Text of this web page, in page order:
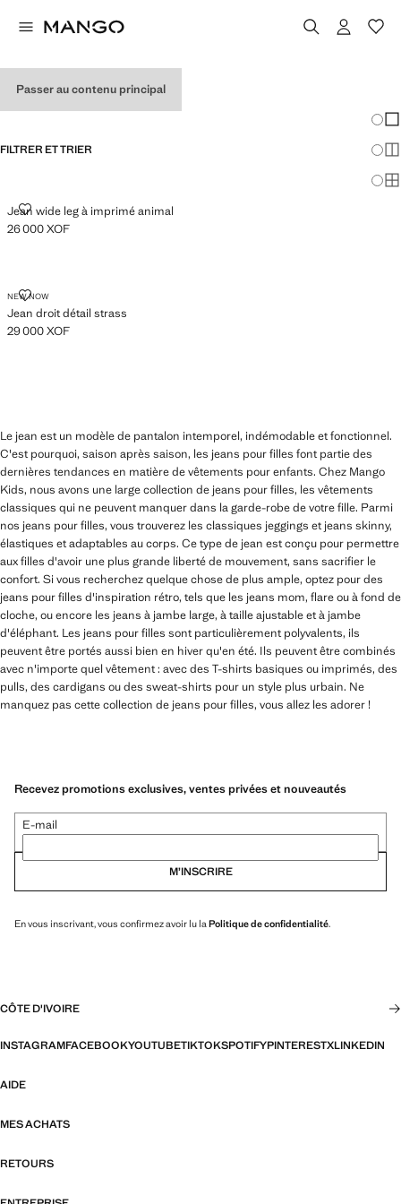
Passer au contenu principal
FILTRER ET TRIER
Jean wide leg à imprimé animal
JEAN WIDE LEG À IMPRIMÉ ANIMAL
Prix actuel [26 000 XOF ]
26 000 XOF
NEW NOW
Jean droit détail strass
JEAN DROIT DÉTAIL STRASS
Prix actuel [29 000 XOF ]
29 000 XOF
Le jean est un modèle de pantalon intemporel, indémodable et fonctionnel.
C'est pourquoi, saison après saison, les jeans pour filles font partie des
dernières tendances en matière de vêtements pour enfants. Chez Mango
Kids, nous avons une large collection de jeans pour filles, les vêtements
classiques qui ne peuvent manquer dans la garde-robe de votre fille. Parmi
nos jeans pour filles, vous trouverez les classiques jeggings et jeans skinny,
élastiques et adaptables au corps. Ce type de jean est conçu pour permettre
aux filles d'avoir une plus grande liberté de mouvement, sans sacrifier le
confort. Si vous recherchez quelque chose de plus ample, optez pour des
jeans pour filles d'inspiration rétro, tels que les jeans mom, flare ou à fond de
cloche, ou encore les jeans à jambe large, à taille ajustable et à jambe
d'éléphant. Les jeans pour filles sont particulièrement polyvalents, ils
peuvent être portés aussi bien en hiver qu'en été. Ils peuvent être combinés
avec n'importe quel vêtement : avec des T-shirts basiques ou imprimés, des
pulls, des cardigans ou des sweat-shirts pour un style plus urbain. Ne
manquez pas cette collection de jeans pour filles, vous allez les adorer !
Recevez promotions exclusives, ventes privées et nouveautés
E-mail
M’INSCRIRE
En vous inscrivant, vous confirmez avoir lu laPolitique de confidentialité.
CÔTE D'IVOIRE
INSTAGRAMFACEBOOKYOUTUBETIKTOKSPOTIFYPINTERESTXLINKEDIN
AIDE
MES ACHATS
RETOURS